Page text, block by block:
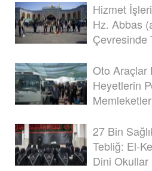
Hizmet
Hz. Abbas
Çevresinde
Oto Araçlar
Heyetlerin
27 Bin
Tebliğ: El-
Dini Okullar